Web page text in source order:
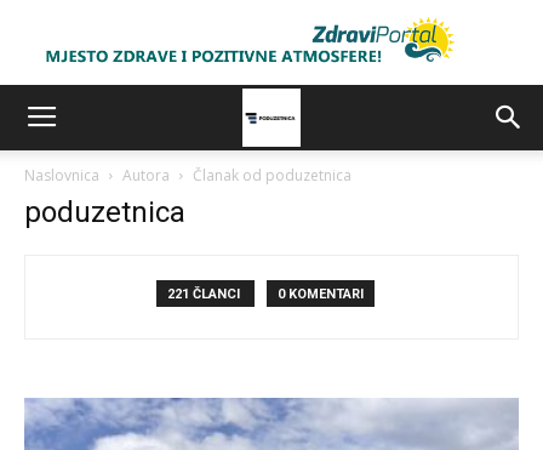
Naslovnica Autora Članak od poduzetnica
poduzetnica
221 ČLANCI 0 KOMENTARI